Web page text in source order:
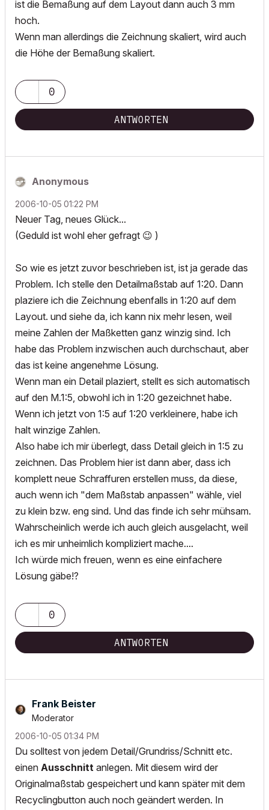
ist die Bemaßung auf dem Layout dann auch 3 mm
hoch.
Wenn man allerdings die Zeichnung skaliert, wird auch
die Höhe der Bemaßung skaliert.
0
ANTWORTEN
Anonymous
‎2006-10-05 01:22 PM
Neuer Tag, neues Glück...
(Geduld ist wohl eher gefragt 😉 )
So wie es jetzt zuvor beschrieben ist, ist ja gerade das
Problem. Ich stelle den Detailmaßstab auf 1:20. Dann
plaziere ich die Zeichnung ebenfalls in 1:20 auf dem
Layout. und siehe da, ich kann nix mehr lesen, weil
meine Zahlen der Maßketten ganz winzig sind. Ich
habe das Problem inzwischen auch durchschaut, aber
das ist keine angenehme Lösung.
Wenn man ein Detail plaziert, stellt es sich automatisch
auf den M.1:5, obwohl ich in 1:20 gezeichnet habe.
Wenn ich jetzt von 1:5 auf 1:20 verkleinere, habe ich
halt winzige Zahlen.
Also habe ich mir überlegt, dass Detail gleich in 1:5 zu
zeichnen. Das Problem hier ist dann aber, dass ich
komplett neue Schraffuren erstellen muss, da diese,
auch wenn ich "dem Maßstab anpassen" wähle, viel
zu klein bzw. eng sind. Und das finde ich sehr mühsam.
Wahrscheinlich werde ich auch gleich ausgelacht, weil
ich es mir unheimlich kompliziert mache....
Ich würde mich freuen, wenn es eine einfachere
Lösung gäbe!?
0
ANTWORTEN
Frank Beister
Moderator
‎2006-10-05 01:34 PM
Du solltest von jedem Detail/Grundriss/Schnitt etc.
einen Ausschnitt anlegen. Mit diesem wird der
Originalmaßstab gespeichert und kann später mit dem
Recyclingbutton auch noch geändert werden. In